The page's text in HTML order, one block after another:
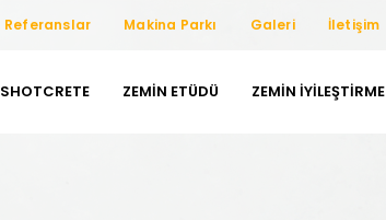
Referanslar Makina Parkı Galeri İletişim
SHOTCRETE ZEMIN ETÜDÜ ZEMIN İYILEŞTIRME